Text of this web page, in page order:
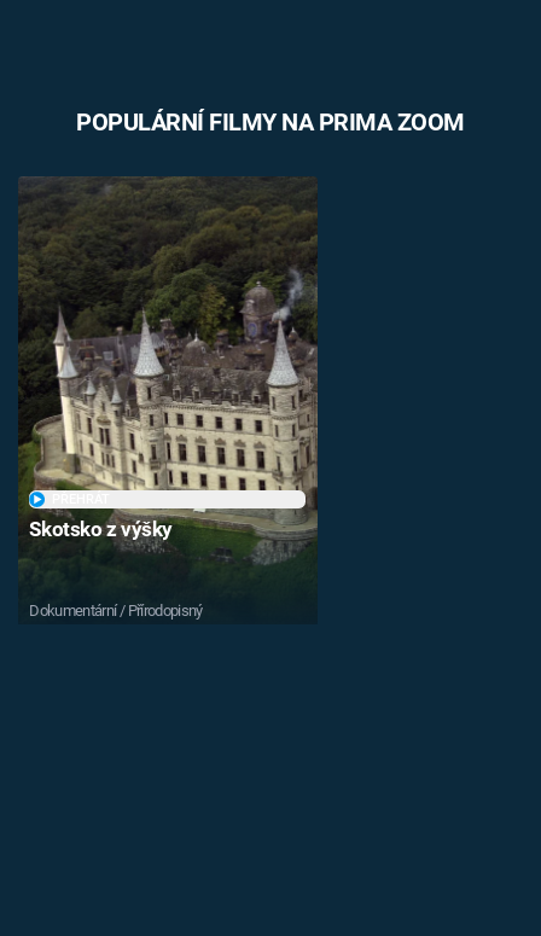
POPULÁRNÍ FILMY NA PRIMA ZOOM
Skotsko z výšky
Dokumentární / Přírodopisný